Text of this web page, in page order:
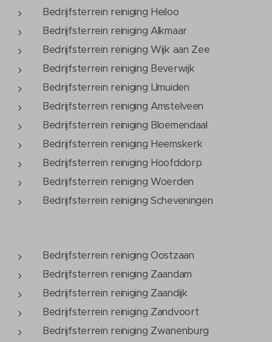
Bedrijfsterrein reiniging Heiloo
Bedrijfsterrein reiniging Alkmaar
Bedrijfsterrein reiniging Wijk aan Zee
Bedrijfsterrein reiniging Beverwijk
Bedrijfsterrein reiniging IJmuiden
Bedrijfsterrein reiniging Amstelveen
Bedrijfsterrein reiniging Bloemendaal
Bedrijfsterrein reiniging Heemskerk
Bedrijfsterrein reiniging Hoofddorp
Bedrijfsterrein reiniging Woerden
Bedrijfsterrein reiniging Scheveningen
Bedrijfsterrein reiniging Oostzaan
Bedrijfsterrein reiniging Zaandam
Bedrijfsterrein reiniging Zaandijk
Bedrijfsterrein reiniging Zandvoort
Bedrijfsterrein reiniging Zwanenburg